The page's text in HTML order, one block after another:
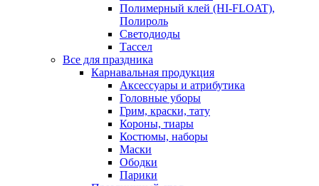
Полимерный клей (HI-FLOAT),
Полироль
Светодиоды
Тассел
Все для праздника
Карнавальная продукция
Аксессуары и атрибутика
Головные уборы
Грим, краски, тату
Короны, тиары
Костюмы, наборы
Маски
Ободки
Парики